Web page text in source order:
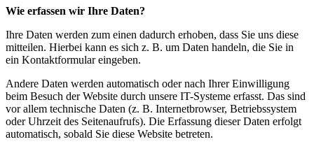
Wie erfassen wir Ihre Daten?
Ihre Daten werden zum einen dadurch erhoben, dass Sie uns diese
mitteilen. Hierbei kann es sich z. B. um Daten handeln, die Sie in
ein Kontaktformular eingeben.
Andere Daten werden automatisch oder nach Ihrer Einwilligung
beim Besuch der Website durch unsere IT-Systeme erfasst. Das sind
vor allem technische Daten (z. B. Internetbrowser, Betriebssystem
oder Uhrzeit des Seitenaufrufs). Die Erfassung dieser Daten erfolgt
automatisch, sobald Sie diese Website betreten.